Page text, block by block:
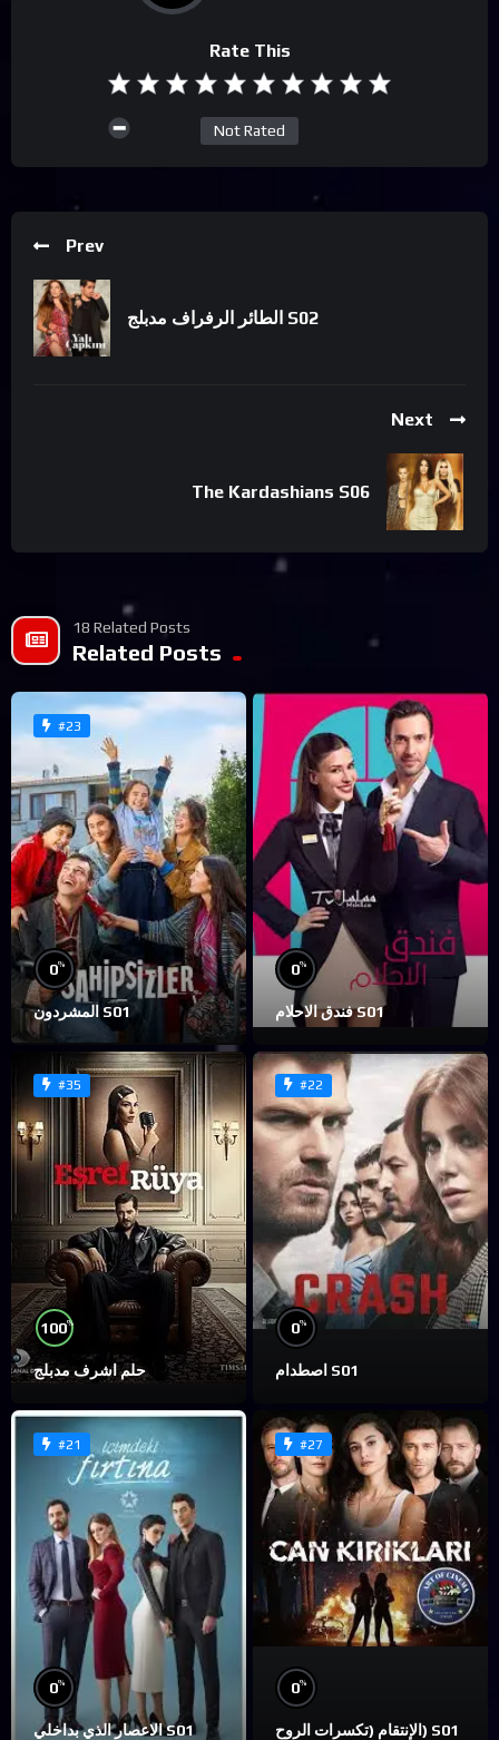
Rate This
Not Rated
Prev
الطائر الرفراف مدبلج S02
Next
The Kardashians S06
18 Related Posts
Related Posts
#23
0%
المشردون S01
0%
فندق الاحلام S01
#35
100%
حلم اشرف مدبلج
#22
0%
اصطدام S01
#21
0%
الاعصار الذي بداخلي S01
#27
0%
الإنتقام (تكسرات الروح) S01